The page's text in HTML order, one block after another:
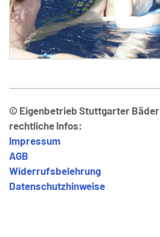
© Eigenbetrieb Stuttgarter Bäder
rechtliche Infos:
Impressum
AGB
Widerrufsbelehrung
Datenschutzhinweise